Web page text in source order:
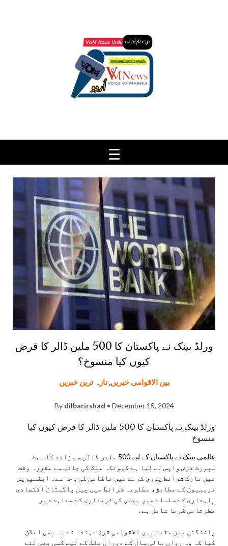
ورلڈ بینک نے پاکستان کا 500 ملین ڈالر کا قرض
کیوں کیا منسوخ؟
بین الاقوامی خبریں,تازہ ترین خبریں
By dilbarirshad • December 15, 2024
ورلڈ بینک نے پاکستان کا 500 ملین ڈالر کا قرض کیوں کیا
منسوخ
عالمی بینک نے پاکستان کے لیے 500 ملین ڈالر سے زائد کا بجٹ
سپورٹ قرض واپس لے لیا ہے کیونکہ ملک کی جانب سے مقررہ وقت
میں نازک شرائط پوری کرنے میں ناکامی کی وجہ سے۔ ایکسپریس
ٹریبیون کے مطابق، مطلوبہ شرائط میں چین پاکستان اقتصادی
راہداری کے سلسلے میں بجلی کی خریداری کے معاہدے پر
نظرثانی کرنا شامل ہے۔
واشنگٹن میں مقیم بین الاقوامی قرض دہندہ نے یہ بھی اعلان
کیا کہ وہ رواں مالی سال کے دوران ملک کے لیے کسی بھی نئے